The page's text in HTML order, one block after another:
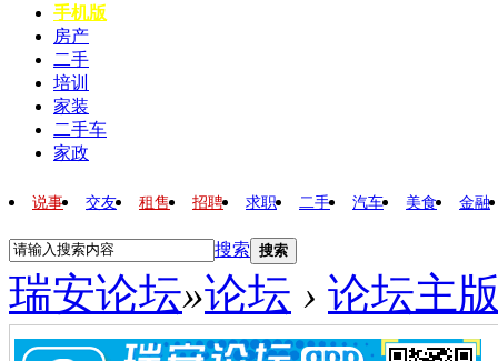
手机版
房产
二手
培训
家装
二手车
家政
说事 交友 租售 招聘 求职 二手 汽车 美食 金融
搜索 搜索
瑞安论坛»论坛 › 论坛主